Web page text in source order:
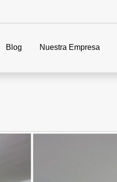
Blog Nuestra Empresa